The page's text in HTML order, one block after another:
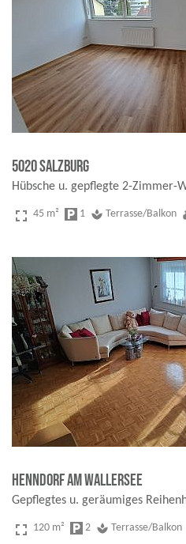
5020 Salzburg
Hübsche u. gepflegte 2-Zimmer-
fullscreen 45 m² local_parking 1 spa Terrasse/Balkon
Henndorf am Wallersee
Gepflegtes u. geräumiges
fullscreen 120 m² local_parking 2 spa Terrasse/Balkon